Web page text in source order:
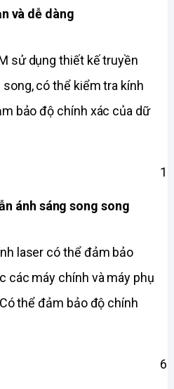
và dễ dàng
sử dụng thiết kế truyền
có thể kiểm tra kính
bảo độ chính xác của dữ
ánh sáng song song
laser có thể đảm bảo
các máy chính và máy phụ
thể đảm bảo độ chính